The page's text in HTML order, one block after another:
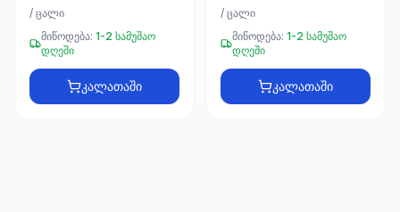
+995
23
66
/ ცალი
მიწოდება: 1-2 სამუშაო
დღეში
კალათაში
/ ცალი
მიწოდება: 1-2 სამუშაო
დღეში
კალათაში